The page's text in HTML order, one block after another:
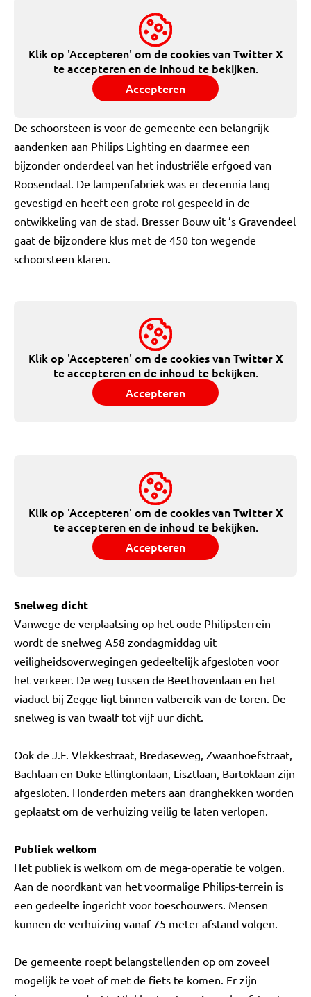
Klik op 'Accepteren' om de cookies vanTwitter X
te accepteren en de inhoud te bekijken.
Accepteren
De schoorsteen is voor de gemeente een belangrijk
aandenken aan Philips Lighting en daarmee een
bijzonder onderdeel van het industriële erfgoed van
Roosendaal. De lampenfabriek was er decennia lang
gevestigd en heeft een grote rol gespeeld in de
ontwikkeling van de stad. Bresser Bouw uit ’s Gravendeel
gaat de bijzondere klus met de 450 ton wegende
schoorsteen klaren.
Klik op 'Accepteren' om de cookies vanTwitter X
te accepteren en de inhoud te bekijken.
Accepteren
Klik op 'Accepteren' om de cookies vanTwitter X
te accepteren en de inhoud te bekijken.
Accepteren
Snelweg dicht
Vanwege de verplaatsing op het oude Philipsterrein
wordt de snelweg A58 zondagmiddag uit
veiligheidsoverwegingen gedeeltelijk afgesloten voor
het verkeer. De weg tussen de Beethovenlaan en het
viaduct bij Zegge ligt binnen valbereik van de toren. De
snelweg is van twaalf tot vijf uur dicht.
Ook de J.F. Vlekkestraat, Bredaseweg, Zwaanhoefstraat,
Bachlaan en Duke Ellingtonlaan, Lisztlaan, Bartoklaan zijn
afgesloten. Honderden meters aan dranghekken worden
geplaatst om de verhuizing veilig te laten verlopen.
Publiek welkom
Het publiek is welkom om de mega-operatie te volgen.
Aan de noordkant van het voormalige Philips-terrein is
een gedeelte ingericht voor toeschouwers. Mensen
kunnen de verhuizing vanaf 75 meter afstand volgen.
De gemeente roept belangstellenden op om zoveel
mogelijk te voet of met de fiets te komen. Er zijn